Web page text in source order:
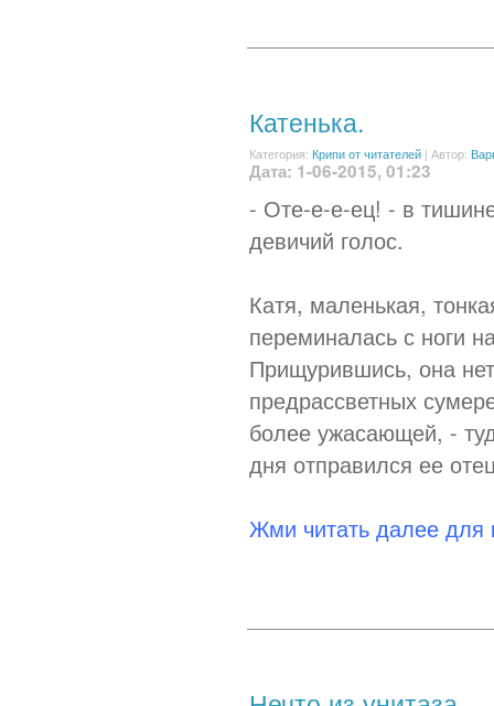
Катенька.
Категория: Крипи от читателей | Автор:
Дата: 1-06-2015, 01:23
- Оте-е-е-ец! - в
девичий голос.
Катя, маленькая,
переминалась с ноги
Прищурившись, она
предрассветных
более ужасающей, -
дня отправился ее
Жми читать далее для